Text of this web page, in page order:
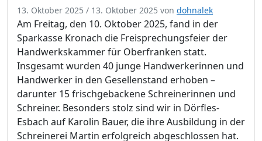
13. Oktober 2025 / 13. Oktober 2025 von dohnalek
Am Freitag, den 10. Oktober 2025, fand in der
Sparkasse Kronach die Freisprechungsfeier der
Handwerkskammer für Oberfranken statt.
Insgesamt wurden 40 junge Handwerkerinnen und
Handwerker in den Gesellenstand erhoben –
darunter 15 frischgebackene Schreinerinnen und
Schreiner. Besonders stolz sind wir in Dörfles-
Esbach auf Karolin Bauer, die ihre Ausbildung in der
Schreinerei Martin erfolgreich abgeschlossen hat.